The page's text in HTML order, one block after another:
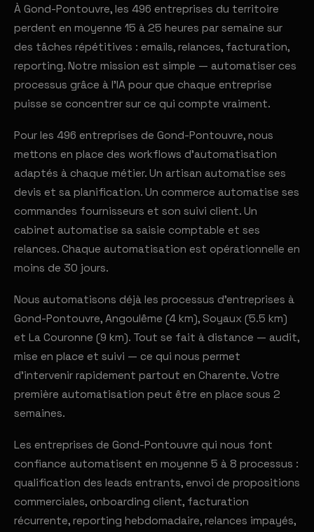
À Gond-Pontouvre, les 496 entreprises du territoire
perdent en moyenne 15 à 25 heures par semaine sur
des tâches répétitives : emails, relances, facturation,
reporting. Notre mission est simple — automatiser ces
processus grâce à l'IA pour que chaque entreprise
puisse se concentrer sur ce qui compte vraiment.
Pour les 496 entreprises de Gond-Pontouvre, nous
mettons en place des workflows d'automatisation
adaptés à chaque métier. Un artisan automatise ses
devis et sa planification. Un commerce automatise ses
commandes fournisseurs et son suivi client. Un
cabinet automatise sa saisie comptable et ses
relances. Chaque automatisation est opérationnelle en
moins de 30 jours.
Nous automatisons déjà les processus d'entreprises à
Gond-Pontouvre, Angoulême (4 km), Soyaux (5.5 km)
et La Couronne (9 km). Tout se fait à distance — audit,
mise en place et suivi — ce qui nous permet
d'intervenir rapidement partout en Charente. Votre
première automatisation peut être en place sous 2
semaines.
Les entreprises de Gond-Pontouvre qui nous font
confiance automatisent en moyenne 5 à 8 processus :
qualification des leads entrants, envoi de propositions
commerciales, onboarding client, facturation
récurrente, reporting hebdomadaire, relances impayés,